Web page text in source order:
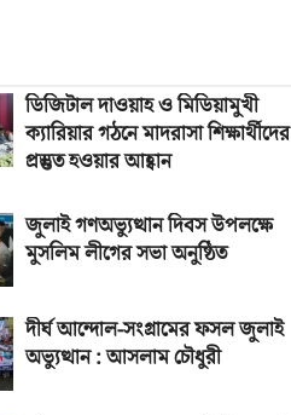
ডিজিটাল দাওয়াহ ও মিডিয়ামুখী
ক্যারিয়ার গঠনে মাদরাসা শিক্ষার্থীদের
প্রস্তুত হওয়ার আহ্বান
জুলাই গণঅভ্যুত্থান দিবস উপলক্ষে
মুসলিম লীগের সভা অনুষ্ঠিত
দীর্ঘ আন্দোল-সংগ্রামের ফসল জুলাই
অভ্যুত্থান : আসলাম চৌধুরী